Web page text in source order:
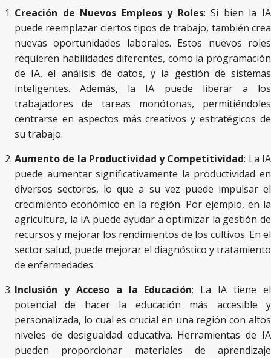
Creación de Nuevos Empleos y Roles: Si bien la IA
puede reemplazar ciertos tipos de trabajo, también crea
nuevas oportunidades laborales. Estos nuevos roles
requieren habilidades diferentes, como la programación
de IA, el análisis de datos, y la gestión de sistemas
inteligentes. Además, la IA puede liberar a los
trabajadores de tareas monótonas, permitiéndoles
centrarse en aspectos más creativos y estratégicos de
su trabajo.
Aumento de la Productividad y Competitividad: La IA
puede aumentar significativamente la productividad en
diversos sectores, lo que a su vez puede impulsar el
crecimiento económico en la región. Por ejemplo, en la
agricultura, la IA puede ayudar a optimizar la gestión de
recursos y mejorar los rendimientos de los cultivos. En el
sector salud, puede mejorar el diagnóstico y tratamiento
de enfermedades.
Inclusión y Acceso a la Educación: La IA tiene el
potencial de hacer la educación más accesible y
personalizada, lo cual es crucial en una región con altos
niveles de desigualdad educativa. Herramientas de IA
pueden proporcionar materiales de aprendizaje